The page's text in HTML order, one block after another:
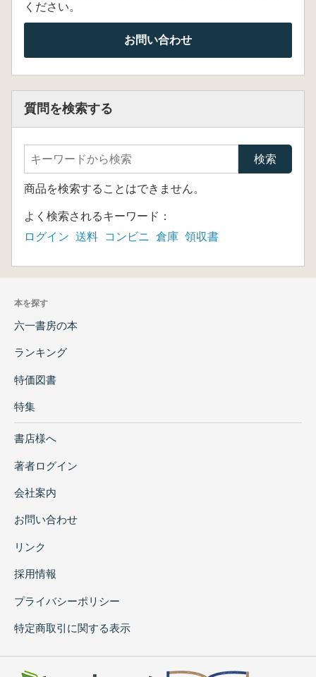
ください。
お問い合わせ
質問を検索する
商品を検索することはできません。
よく検索されるキーワード：
ログイン 送料 コンビニ 倉庫 領収書
本を探す
六一書房の本
ランキング
特価図書
特集
書店様へ
著者ログイン
会社案内
お問い合わせ
リンク
採用情報
プライバシーポリシー
特定商取引に関する表示